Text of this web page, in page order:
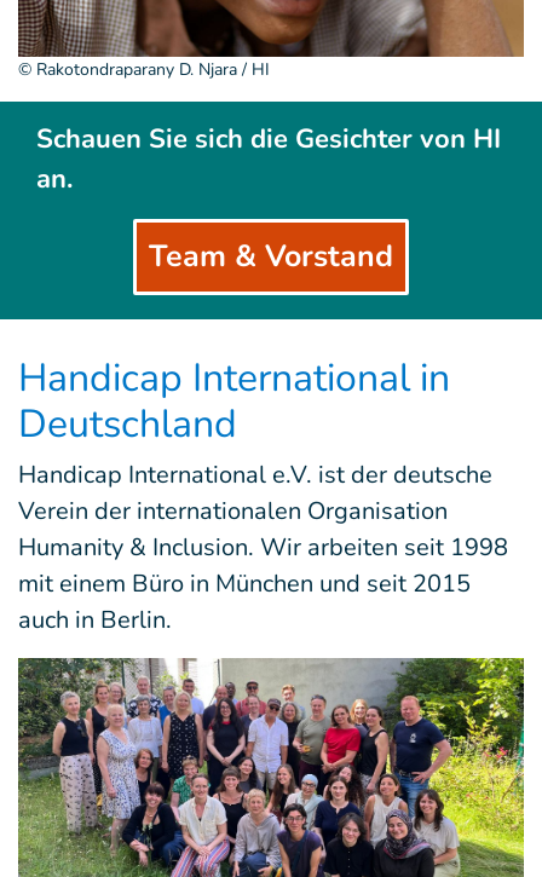
© Rakotondraparany D. Njara / HI
Schauen Sie sich die Gesichter von HI
an.
Team & Vorstand
Handicap International in
Deutschland
Handicap International e.V. ist der deutsche
Verein der internationalen Organisation
Humanity & Inclusion. Wir arbeiten seit 1998
mit einem Büro in München und seit 2015
auch in Berlin.